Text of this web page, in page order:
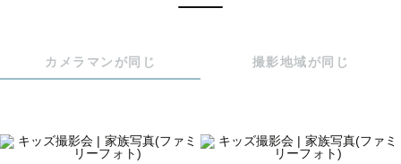
く、一人でも多くの人の大切な瞬間を残せるようにカメラ
【写真について】
カメラマンが同じ 撮影地域が同じ